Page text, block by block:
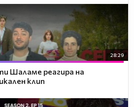
28:29
Шаламе реагира на
клип